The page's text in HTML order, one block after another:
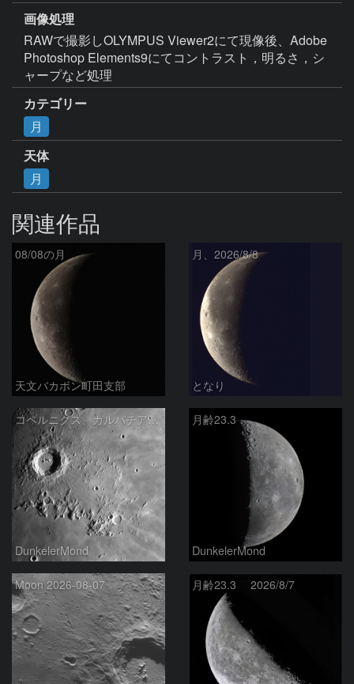
画像処理
RAWで撮影しOLYMPUS Viewer2にて現像後、Adobe
Photoshop Elements9にてコントラスト，明るさ，シ
ャープなど処理
カテゴリー
月
天体
月
関連作品
08/08の月
天文バカボン町田支部
月、2026/8/8
となり
コペルニクス、カルパチア山脈付近
DunkelerMond
月齢23.3
DunkelerMond
Moon 2026-08-07 月齢23.3 2026/8/7